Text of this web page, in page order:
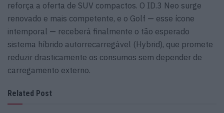
reforça a oferta de SUV compactos. O ID.3 Neo surge
renovado e mais competente, e o Golf — esse ícone
intemporal — receberá finalmente o tão esperado
sistema híbrido autorrecarregável (Hybrid), que promete
reduzir drasticamente os consumos sem depender de
carregamento externo.
Related Post